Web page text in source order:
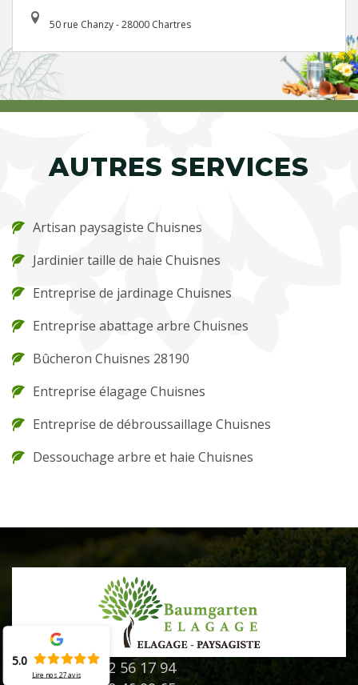
50 rue Chanzy - 28000 Chartres
AUTRES SERVICES
Artisan paysagiste Chuisnes
Jardinier taille de haie Chuisnes
Entreprise de jardinage Chuisnes
Entreprise abattage arbre Chuisnes
Bûcheron Chuisnes 28190
Entreprise élagage Chuisnes
Entreprise de débroussaillage Chuisnes
Dessouchage arbre et haie Chuisnes
02 52 56 17 94
5.0
Lire nos 27avis